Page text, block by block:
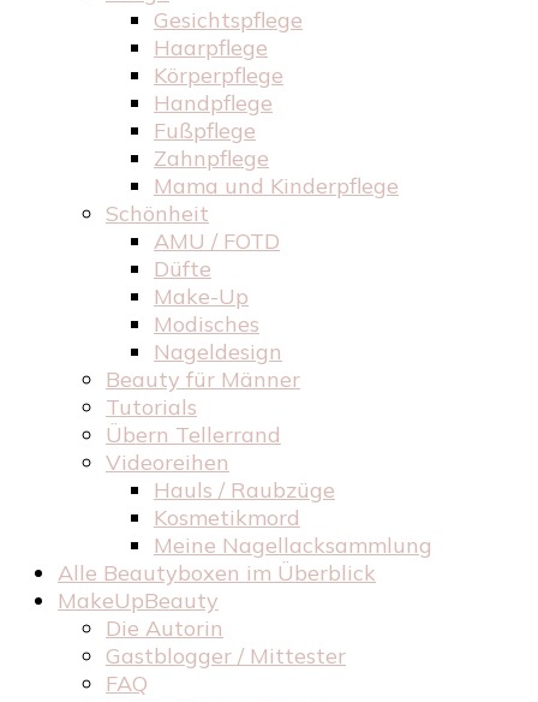
Gesichtspflege
Haarpflege
Körperpflege
Handpflege
Fußpflege
Zahnpflege
Mama und Kinderpflege
Schönheit
AMU / FOTD
Düfte
Make-Up
Modisches
Nageldesign
Beauty für Männer
Tutorials
Übern Tellerrand
Videoreihen
Hauls / Raubzüge
Kosmetikmord
Meine Nagellacksammlung
Alle Beautyboxen im Überblick
MakeUpBeauty
Die Autorin
Gastblogger / Mittester
FAQ